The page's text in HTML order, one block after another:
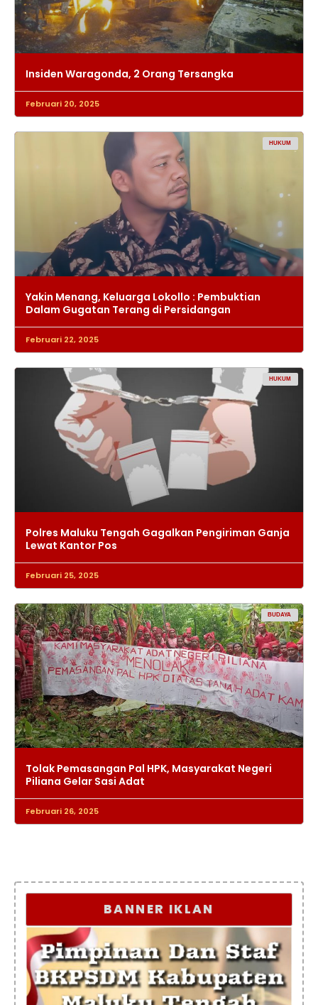
Insiden Waragonda, 2 Orang Tersangka
Februari 20, 2025
HUKUM
Yakin Menang, Keluarga Lokollo : Pembuktian
Dalam Gugatan Terang di Persidangan
Februari 22, 2025
HUKUM
Polres Maluku Tengah Gagalkan Pengiriman Ganja
Lewat Kantor Pos
Februari 25, 2025
BUDAYA
Tolak Pemasangan Pal HPK, Masyarakat Negeri
Piliana Gelar Sasi Adat
Februari 26, 2025
BANNER IKLAN